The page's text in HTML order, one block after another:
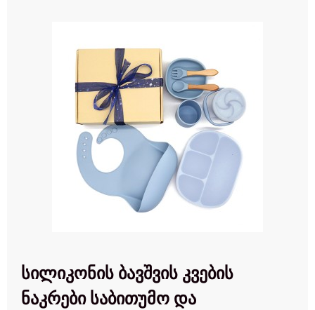
სილიკონის ბავშვის კვების
ნაკრები საბითუმო და